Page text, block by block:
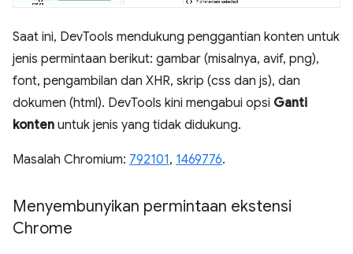
Saat ini, DevTools mendukung penggantian konten untuk
jenis permintaan berikut: gambar (misalnya, avif, png),
font, pengambilan dan XHR, skrip (css dan js), dan
dokumen (html). DevTools kini mengabui opsi Ganti
konten untuk jenis yang tidak didukung.
Masalah Chromium: 792101, 1469776.
Menyembunyikan permintaan ekstensi
Chrome